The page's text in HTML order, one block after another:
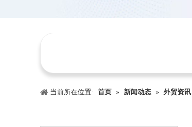
当前所在位置: 首页 » 新闻动态 » 外贸资讯